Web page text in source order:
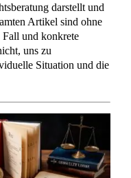
darstellt und
Artikel sind ohne
Fall und konkrete
uns zu
Situation und die